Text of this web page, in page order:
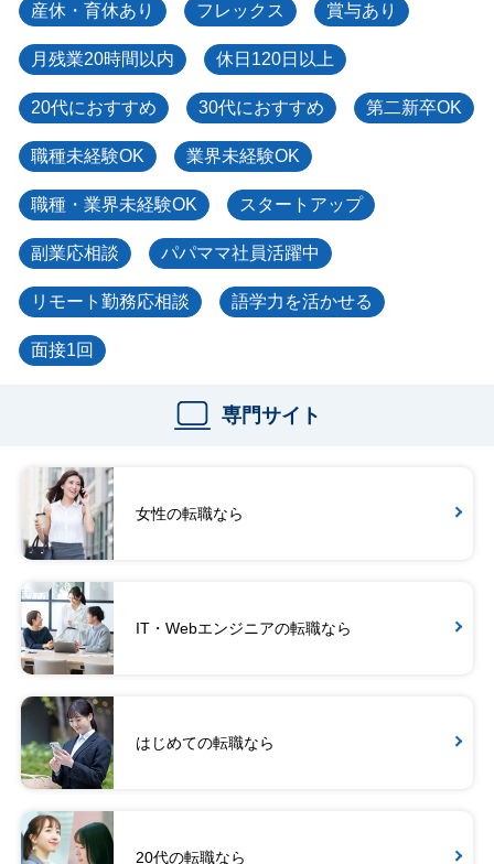
産休・育休あり フレックス 賞与あり
月残業20時間以内 休日120日以上
20代におすすめ 30代におすすめ 第二新卒OK
職種未経験OK 業界未経験OK
職種・業界未経験OK スタートアップ
副業応相談 パパママ社員活躍中
リモート勤務応相談 語学力を活かせる
面接1回
専門サイト
女性の転職なら
IT・Webエンジニアの転職なら
はじめての転職なら
20代の転職なら